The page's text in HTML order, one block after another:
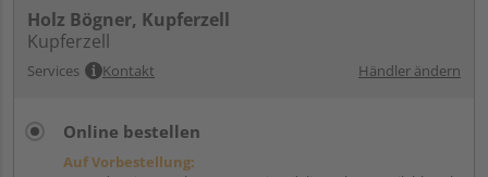
Holz Bögner, Kupferzell
Kupferzell
Services Kontakt Händler ändern
Online bestellen
Auf Vorbestellung: